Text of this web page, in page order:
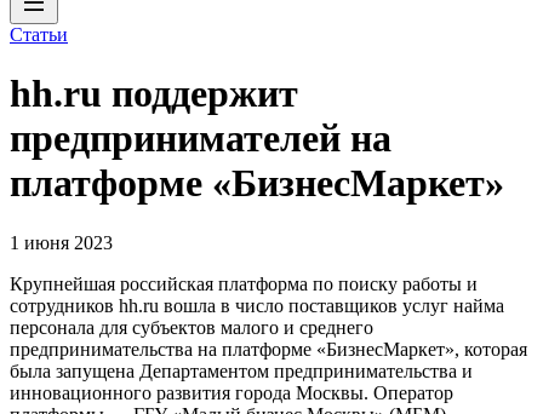
Статьи
hh.ru поддержит
предпринимателей на
платформе «БизнесМаркет»
1 июня 2023
Крупнейшая российская платформа по поиску работы и
сотрудников hh.ru вошла в число поставщиков услуг найма
персонала для субъектов малого и среднего
предпринимательства на платформе «БизнесМаркет», которая
была запущена Департаментом предпринимательства и
инновационного развития города Москвы. Оператор